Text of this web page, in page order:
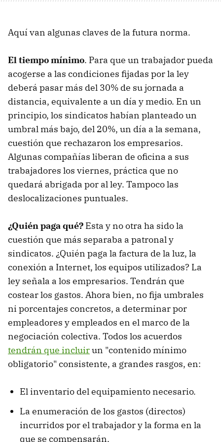
Aquí van algunas claves de la futura norma.
El tiempo mínimo. Para que un trabajador pueda
acogerse a las condiciones fijadas por la ley
deberá pasar más del 30% de su jornada a
distancia, equivalente a un día y medio. En un
principio, los sindicatos habían planteado un
umbral más bajo, del 20%, un día a la semana,
cuestión que rechazaron los empresarios.
Algunas compañías liberan de oficina a sus
trabajadores los viernes, práctica que no
quedará abrigada por al ley. Tampoco las
deslocalizaciones puntuales.
¿Quién paga qué? Esta y no otra ha sido la
cuestión que más separaba a patronal y
sindicatos. ¿Quién paga la factura de la luz, la
conexión a Internet, los equipos utilizados? La
ley señala a los empresarios. Tendrán que
costear los gastos. Ahora bien, no fija umbrales
ni porcentajes concretos, a determinar por
empleadores y empleados en el marco de la
negociación colectiva. Todos los acuerdos
tendrán que incluirun "contenido mínimo
obligatorio" consistente, a grandes rasgos, en:
El inventario del equipamiento necesario.
La enumeración de los gastos (directos)
incurridos por el trabajador y la forma en la
que se compensarán.